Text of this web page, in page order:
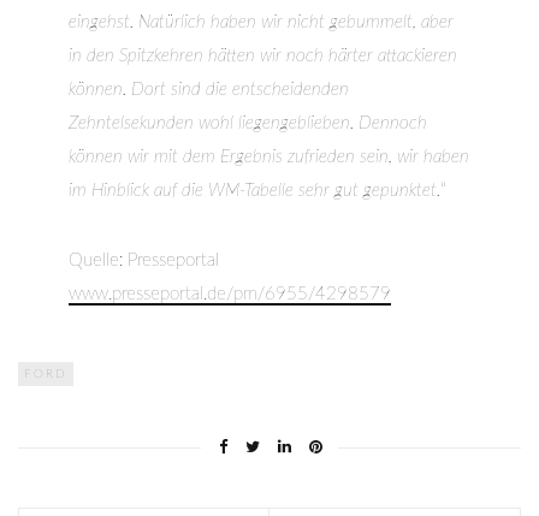
eingehst. Natürlich haben wir nicht gebummelt, aber
in den Spitzkehren hätten wir noch härter attackieren
können. Dort sind die entscheidenden
Zehntelsekunden wohl liegengeblieben. Dennoch
können wir mit dem Ergebnis zufrieden sein, wir haben
im Hinblick auf die WM-Tabelle sehr gut gepunktet.“
Quelle: Presseportal
www.presseportal.de/pm/6955/4298579
FORD